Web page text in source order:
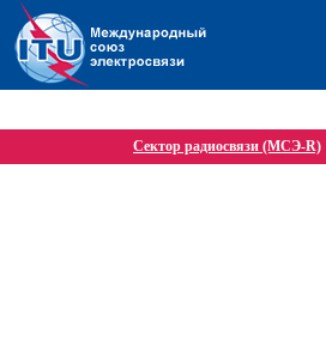
Сектор радиосвязи (МСЭ-R)